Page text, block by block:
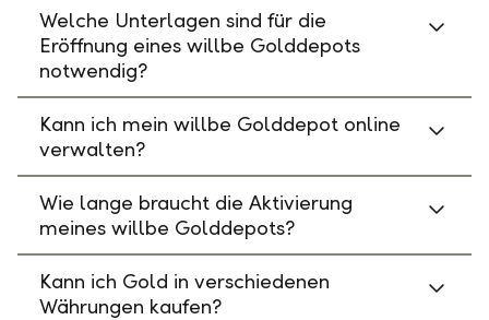
Welche Unterlagen sind für die
Eröffnung eines willbe Golddepots
notwendig?
Kann ich mein willbe Golddepot online
verwalten?
Wie lange braucht die Aktivierung
meines willbe Golddepots?
Kann ich Gold in verschiedenen
Währungen kaufen?